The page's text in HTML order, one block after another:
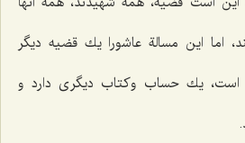
اما این مسالة عاشورا یك قضیه دیگر
یك حساب وكتاب دیگری دارد و